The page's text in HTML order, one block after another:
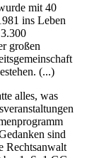
mit 40
ins Leben
großen
(...)
alles, was
sind
Rechtsanwalt